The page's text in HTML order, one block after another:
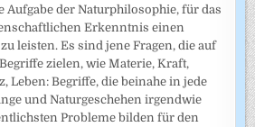
Aufgabe der Naturphilosophie, für das
Erkenntnis einen
leisten. Es sind jene Fragen, die auf
zielen, wie Materie, Kraft,
Leben: Begriffe, die beinahe in jede
und Naturgeschehen irgendwie
Probleme bilden für den